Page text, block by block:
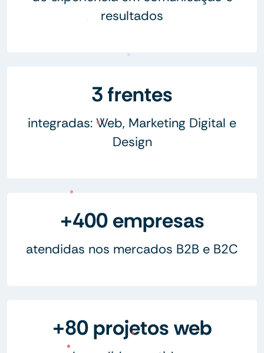
resultados
3 frentes
integradas: Web, Marketing Digital e
Design
+400 empresas
atendidas nos mercados B2B e B2C
+80 projetos web